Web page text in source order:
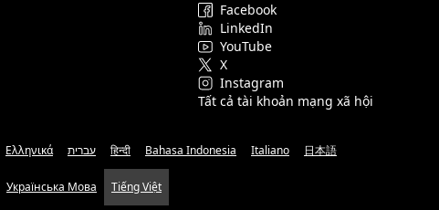
Facebook
LinkedIn
YouTube
X
Instagram
Tất cả tài khoản mạng xã hội
Ελληνικά עברית हिन्दी Bahasa Indonesia Italiano 日本語
Українська Мова Tiếng Việt